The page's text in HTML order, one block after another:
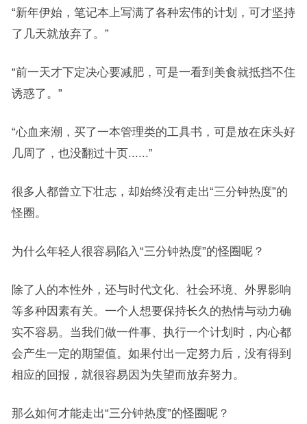
“新年伊始，笔记本上写满了各种宏伟的计划，可才坚持
了几天就放弃了。”
“前一天才下定决心要减肥，可是一看到美食就抵挡不住
诱惑了。”
“心血来潮，买了一本管理类的工具书，可是放在床头好
几周了，也没翻过十页......”
很多人都曾立下壮志，却始终没有走出“三分钟热度”的
怪圈。
为什么年轻人很容易陷入“三分钟热度”的怪圈呢？
除了人的本性外，还与时代文化、社会环境、外界影响
等多种因素有关。一个人想要保持长久的热情与动力确
实不容易。当我们做一件事、执行一个计划时，内心都
会产生一定的期望值。如果付出一定努力后，没有得到
相应的回报，就很容易因为失望而放弃努力。
那么如何才能走出“三分钟热度”的怪圈呢？